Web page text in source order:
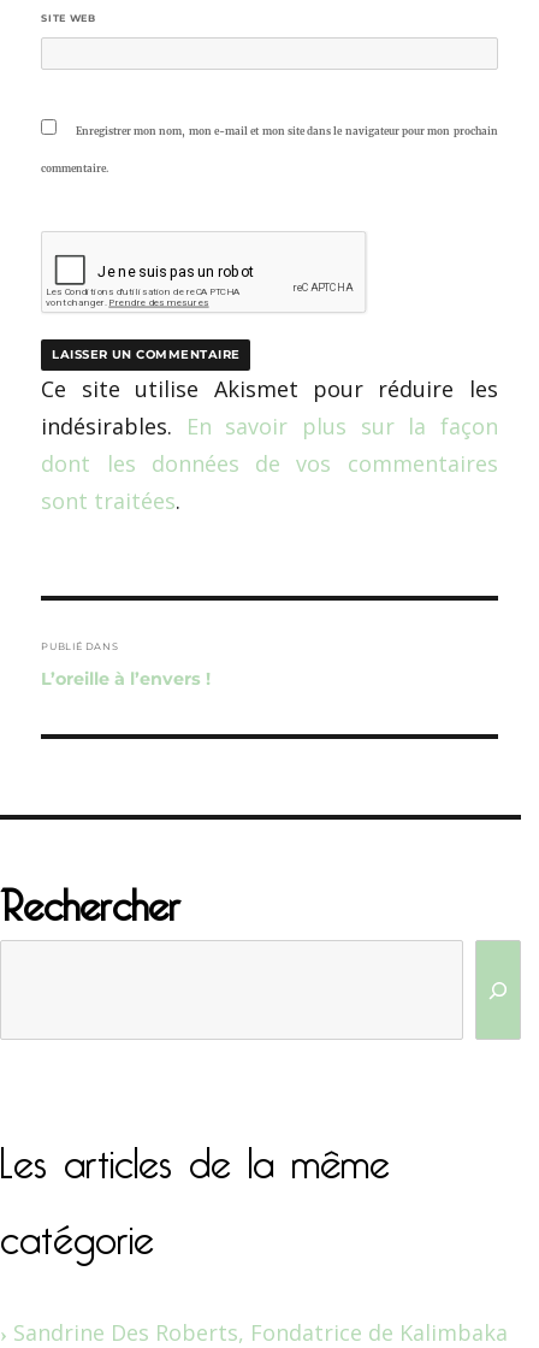
SITE WEB
Enregistrer mon nom, mon e-mail et mon site dans le navigateur pour mon prochain
commentaire.
Ce site utilise Akismet pour réduire les
indésirables. En savoir plus sur la façon
dont les données de vos commentaires
sont traitées.
de
l’article
PUBLIÉ DANS
L’oreille à l’envers !
Rechercher
Les articles de la même
catégorie
Sandrine Des Roberts, Fondatrice de Kalimbaka